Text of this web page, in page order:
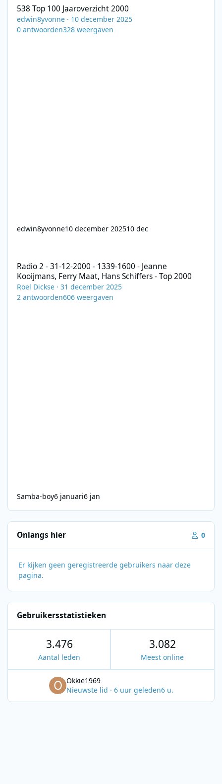
538 Top 100 Jaaroverzicht 2000
edwin8yvonne · 10 december 2025
0 antwoorden328 weergaven
edwin8yvonne10 december 202510 dec
Radio 2 - 31-12-2000 - 1339-1600 - Jeanne
Kooijmans, Ferry Maat, Hans Schiffers - Top 2000
Roel Dickse ·31 december 2025
2 antwoorden606 weergaven
Samba-boy6 januari6 jan
Onlangs hier 0
Er kijken geen geregistreerde gebruikers naar deze
pagina.
Gebruikersstatistieken
3.476
Aantal leden
3.082
Meest online
Okkie1969
Nieuwste lid · 6 uur geleden6 u.